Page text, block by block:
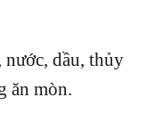
dầu, thủy
ăn mòn.